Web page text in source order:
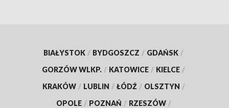
BIAŁYSTOK / BYDGOSZCZ / GDAŃSK /
GORZÓW WLKP. / KATOWICE / KIELCE /
KRAKÓW / LUBLIN / ŁÓDŹ / OLSZTYN /
OPOLE / POZNAŃ / RZESZÓW /